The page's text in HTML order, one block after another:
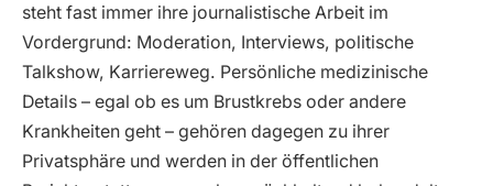
steht fast immer ihre journalistische Arbeit im
Vordergrund: Moderation, Interviews, politische
Talkshow, Karriereweg. Persönliche medizinische
Details – egal ob es um Brustkrebs oder andere
Krankheiten geht – gehören dagegen zu ihrer
Privatsphäre und werden in der öffentlichen